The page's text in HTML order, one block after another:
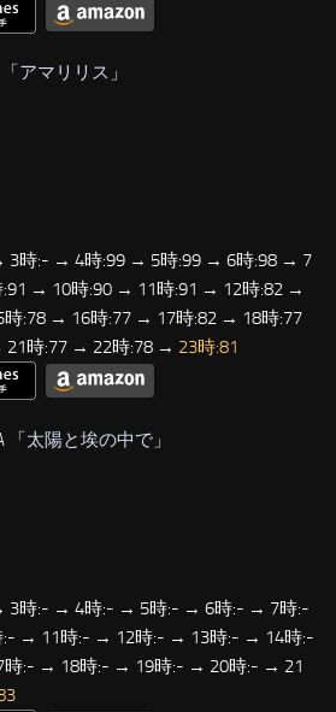
アマリリス 」
時:- → 4時:99 → 5時:99 → 6時:98 → 7
→ 10時:90 → 11時:91 → 12時:82 →
:78 → 16時:77 → 17時:82 → 18時:77
時:77 → 22時:78 → 23時:81
「太陽と埃の中で 」
時:- → 4時:- → 5時:- → 6時:- → 7時:-
→ 11時:- → 12時:- → 13時:- → 14時:-
:- → 18時:- → 19時:- → 20時:- → 21